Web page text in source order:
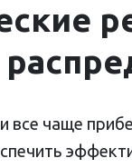
все чаще